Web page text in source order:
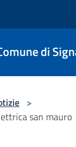
di
>
san mauro